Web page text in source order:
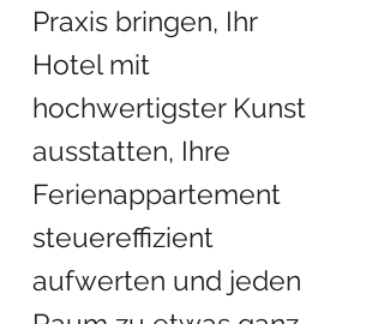
Praxis bringen, Ihr
Hotel mit
hochwertigster Kunst
ausstatten, Ihre
Ferienappartement
steuereffizient
aufwerten und jeden